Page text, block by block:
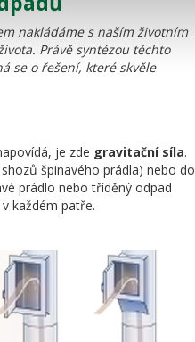
nakládáme s naším životním
Právě syntézou těchto
se o řešení, které skvěle
je zde gravitační síla.
špinavého prádla) nebo do
prádlo nebo tříděný odpad
každém patře.